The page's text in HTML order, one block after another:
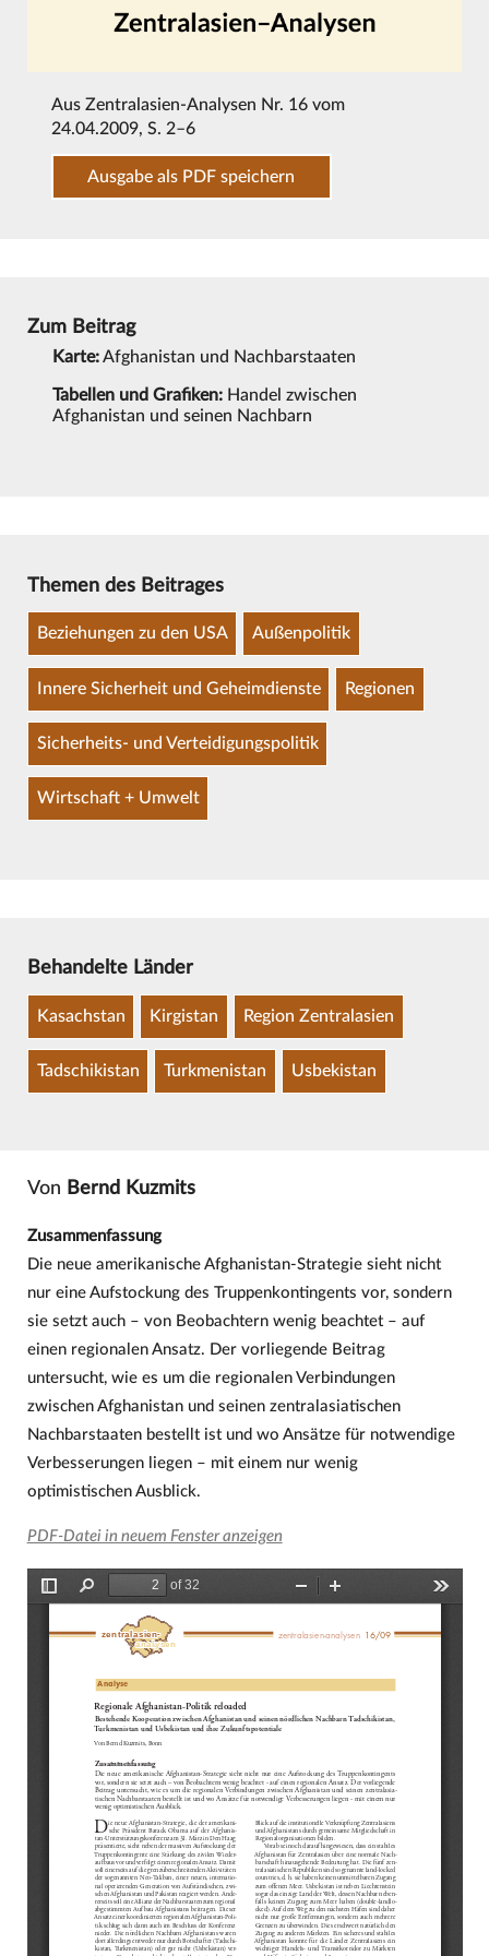
Aus Zentralasien-Analysen Nr. 16 vom
24.04.2009, S. 2–6
Ausgabe als PDF speichern
Zum Beitrag
Karte:Afghanistan und Nachbarstaaten
Tabellen und Grafiken: Handel zwischen
Afghanistan und seinen Nachbarn
Themen des Beitrages
Beziehungen zu den USA Außenpolitik
Innere Sicherheit und Geheimdienste Regionen
Sicherheits- und Verteidigungspolitik
Wirtschaft + Umwelt
Behandelte Länder
Kasachstan Kirgistan Region Zentralasien
Tadschikistan Turkmenistan Usbekistan
Von Bernd Kuzmits
Zusammenfassung
Die neue amerikanische Afghanistan-Strategie sieht nicht
nur eine Aufstockung des Truppenkontingents vor, sondern
sie setzt auch – von Beobachtern wenig beachtet – auf
einen regionalen Ansatz. Der vorliegende Beitrag
untersucht, wie es um die regionalen Verbindungen
zwischen Afghanistan und seinen zentralasiatischen
Nachbarstaaten bestellt ist und wo Ansätze für notwendige
Verbesserungen liegen – mit einem nur wenig
optimistischen Ausblick.
PDF-Datei in neuem Fenster anzeigen